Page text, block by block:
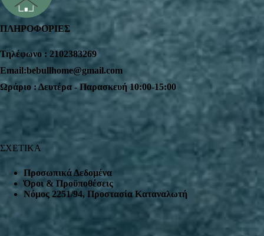
ΠΛΗΡΟΦΟΡΙΕΣ
Τηλέφωνο : 2102383269
Email:bebullhome@gmail.com
Ωράριο : Δευτέρα - Παρασκευή 10:00-15:00
ΣΧΕΤΙΚΑ
Προσωπικά Δεδομένα
Όροι & Προϋποθέσεις
Nόμος 2251/94, Προστασία Καταναλωτή